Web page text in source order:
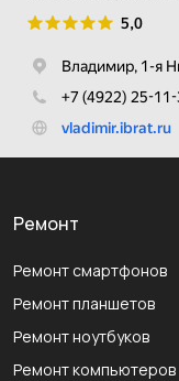
Ремонт
Ремонт смартфонов
Ремонт планшетов
Ремонт ноутбуков
Ремонт компьютеров